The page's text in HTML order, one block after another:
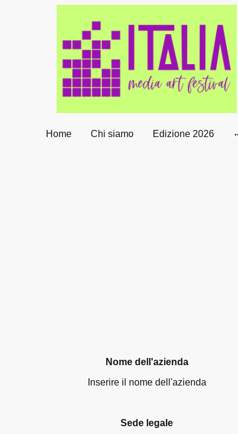
Home Chi siamo Edizione 2026
Nome dell'azienda
Inserire il nome dell'azienda
Sede legale